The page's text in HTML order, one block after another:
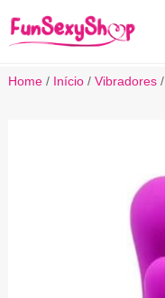
Home/ Início/ Vibradores/